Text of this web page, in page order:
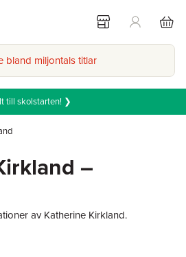
bland miljontals titlar
till skolstarten! ❯
–
av Katherine Kirkland.